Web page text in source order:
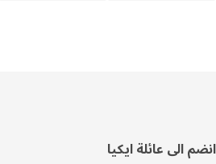
الى عائلة ايكيا